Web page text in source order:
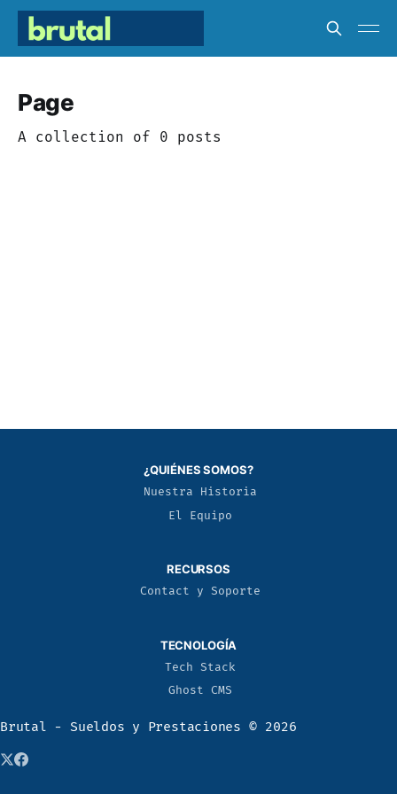
Page
A collection of 0 posts
¿QUIÉNES SOMOS?
Nuestra Historia
El Equipo
RECURSOS
Contact y Soporte
TECNOLOGÍA
Tech Stack
Ghost CMS
Brutal - Sueldos y Prestaciones © 2026